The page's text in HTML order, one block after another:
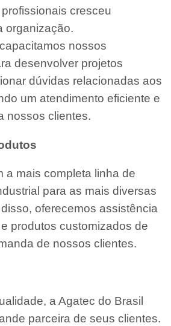
cresceu
organização.
nossos
desenvolver projetos
dúvidas relacionadas aos
um atendimento eficiente e
nossos clientes.
a mais completa linha de
para as mais diversas
oferecemos assistência
produtos customizados de
de nossos clientes.
a Agatec do Brasil
parceira de seus clientes.